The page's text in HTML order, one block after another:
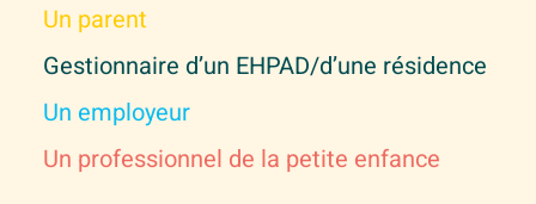
Un parent
Gestionnaire d’un EHPAD/d’une résidence
Un employeur
Un professionnel de la petite enfance